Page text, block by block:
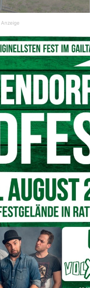
versprüht werden.
dass imZuge einer
höchst umstrittenes
sehr zu begrüßendes und
oder nachhaltigen
undImker in Land
zu gebieten, und
vermehrt
Anzeige